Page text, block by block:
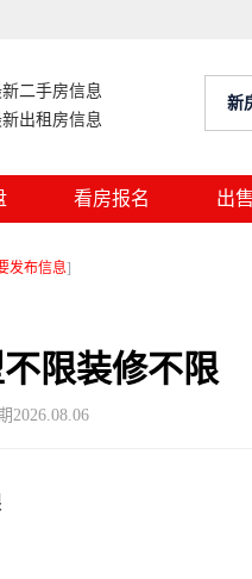
二手房信息
出租房信息
新
看房报名 出
发布信息]
限装修不限
2026.08.06